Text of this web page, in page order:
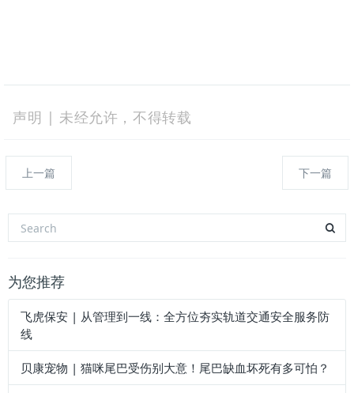
声明 | 未经允许，不得转载
上一篇 下一篇
为您推荐
飞虎保安 | 从管理到一线：全方位夯实轨道交通安全服务防
线
贝康宠物 | 猫咪尾巴受伤别大意！尾巴缺血坏死有多可怕？